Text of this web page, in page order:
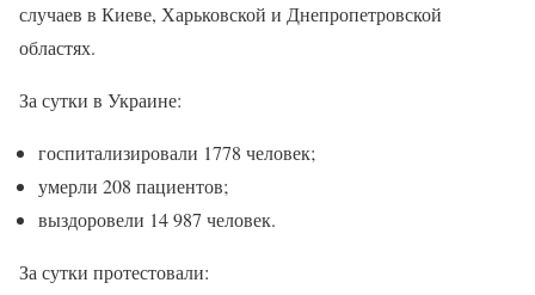
случаев в Киеве, Харьковской и Днепропетровской
областях.
За сутки в Украине:
госпитализировали 1778 человек;
умерли 208 пациентов;
выздоровели 14 987 человек.
За сутки протестовали: